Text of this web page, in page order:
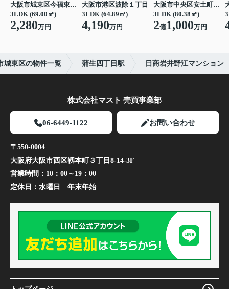
大阪市城東区今福東３丁目
3LDK (69.00㎡)
2,280万円
大阪市港区波除１丁目
3LDK (64.89㎡)
4,190万円
大阪市中央区安土町２丁目
3LDK (80.38㎡)
2億1,000万円
城東区の物件一覧 蒲生四丁目駅 日商岩井野江マンション
株式会社マスト 売買事業部
06-6449-1122 お問い合わせ
〒550-0004
大阪府大阪市西区靱本町３丁目8-14-3F
営業時間： 10：00～19：00
定休日： 水曜日 年末年始